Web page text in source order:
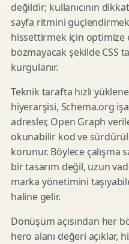
değildir; kullanıcının
sayfa ritmini
hissettirmek için optimize
bozmayacak şekilde CSS
kurgulanır.
Teknik tarafta hızlı
hiyerarşisi, Schema.org
adresler, Open Graph
okunabilir kod ve
korunur. Böylece çalışma
bir tasarım değil, uzun
marka yönetimini
haline gelir.
Dönüşüm açısından her
hero alanı değeri açıklar,